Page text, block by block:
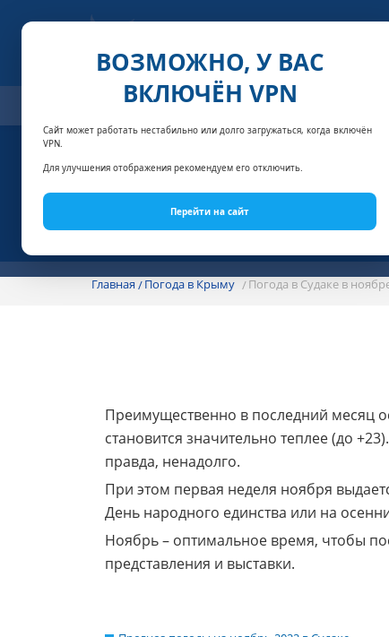
ВОЗМОЖНО, У ВАС
ВКЛЮЧЁН VPN
Сайт может работать нестабильно или долго загружаться, когда включён
VPN.
Для улучшения отображения рекомендуем его отключить.
Перейти на сайт
СПЕЦПРЕДЛОЖЕНИЯ АКЦИИ
Главная Погода в Крыму Погода в Судаке в
Преимущественно в последний месяц
становится значительно теплее (до
правда, ненадолго.
При этом первая неделя ноября
День народного единства или на
Ноябрь – оптимальное время, чтобы
представления и выставки.